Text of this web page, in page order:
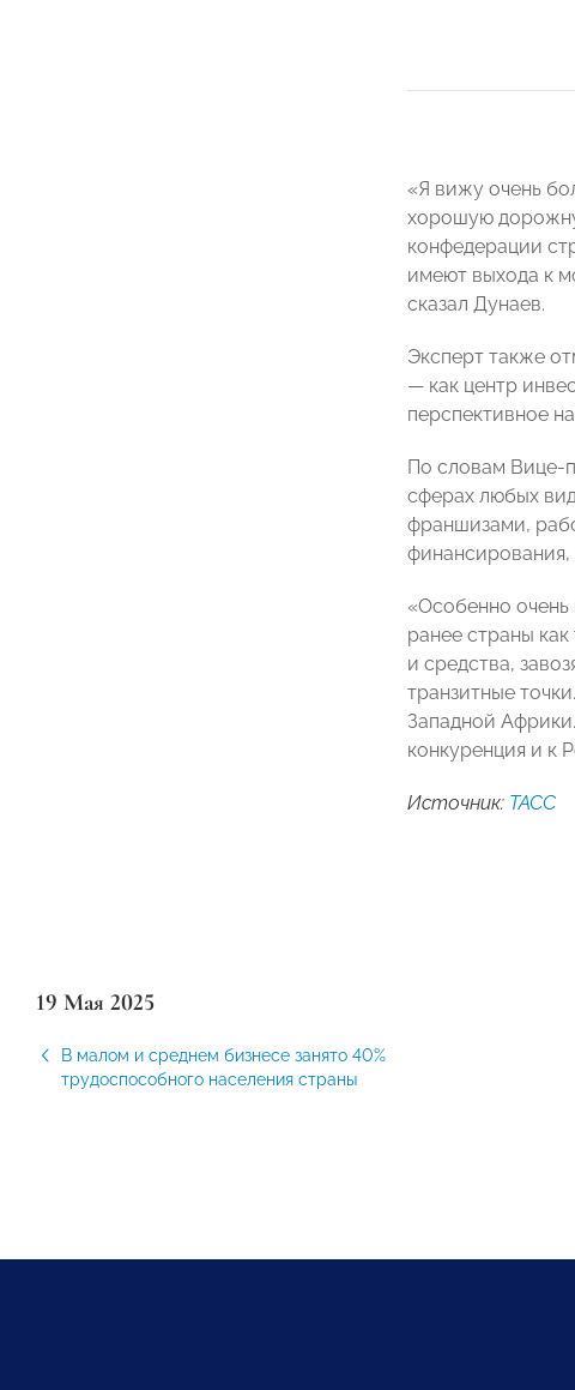
«Я вижу очень
хорошую
конфедерации
имеют выхода к
сказал Дунаев.
Эксперт также
— как центр
перспективное
По словам Вице-
сферах любых
франшизами,
финансирования,
«Особенно очень
ранее страны
и средства,
транзитные
Западной
конкуренция и к
Источник: ТАСС
19 Мая 2025
В малом и среднем бизнесе занято 40%
трудоспособного населения страны